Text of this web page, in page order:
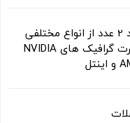
تعداد 2 عدد از انواع مختلفی
از کارت گرافیک های NVIDIA